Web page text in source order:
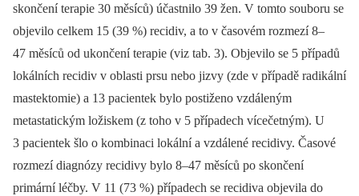
skončení terapie 30 měsíců) účastnilo 39 žen. V tomto souboru se
objevilo celkem 15 (39 %) recidiv, a to v časovém rozmezí 8–
47 měsíců od ukončení terapie (viz tab. 3). Objevilo se 5 případů
lokálních recidiv v oblasti prsu nebo jizvy (zde v případě radikální
mastektomie) a 13 pacientek bylo postiženo vzdáleným
metastatickým ložiskem (z toho v 5 případech vícečetným). U
3 pacientek šlo o kombinaci lokální a vzdálené recidivy. Časové
rozmezí diagnózy recidivy bylo 8–47 měsíců po skončení
primární léčby. V 11 (73 %) případech se recidiva objevila do